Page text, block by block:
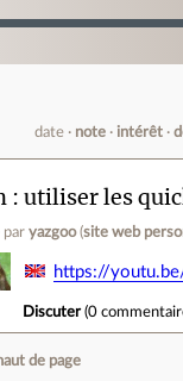
date note intérêt
utiliser les
paryazgoo(site web
https://
Discuter(0
de page